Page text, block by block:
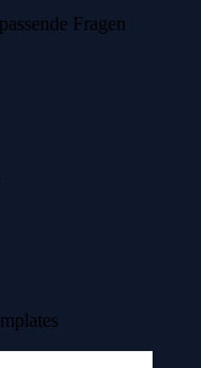
Fragen